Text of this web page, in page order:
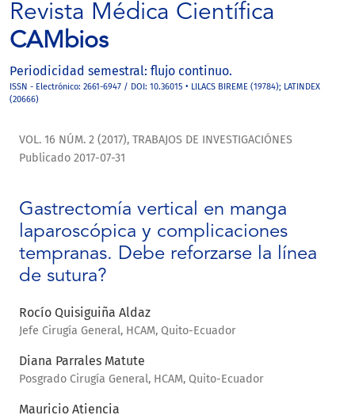
Revista Médica Científica
CAMbios
Periodicidad semestral: flujo continuo.
ISSN - Electrónico: 2661-6947 / DOI: 10.36015 • LILACS BIREME (19784); LATINDEX
(20666)
VOL. 16 NÚM. 2 (2017), TRABAJOS DE INVESTIGACIÓNES
Gastrectomía vertical en manga
laparoscópica y complicaciones
tempranas. Debe reforzarse la línea
de sutura?
Publicado 2017-07-31
Rocío Quisiguiña Aldaz
Jefe Cirugía General, HCAM, Quito-Ecuador
Diana Parrales Matute
Posgrado Cirugía General, HCAM, Quito-Ecuador
Mauricio Atiencia